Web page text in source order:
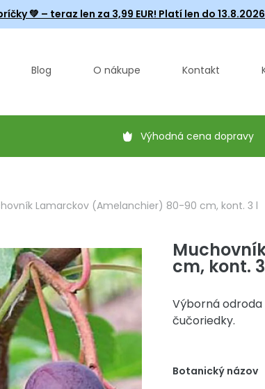
💚 – teraz len za 3,99 EUR! Platí len do
Blog O nákupe Kontakt
Výhodná cena dopravy
Lamarckov (Amelanchier) 80-90 cm, kont. 3 l
cm, kont.
Výborná
čučoriedky.
Botanický názov